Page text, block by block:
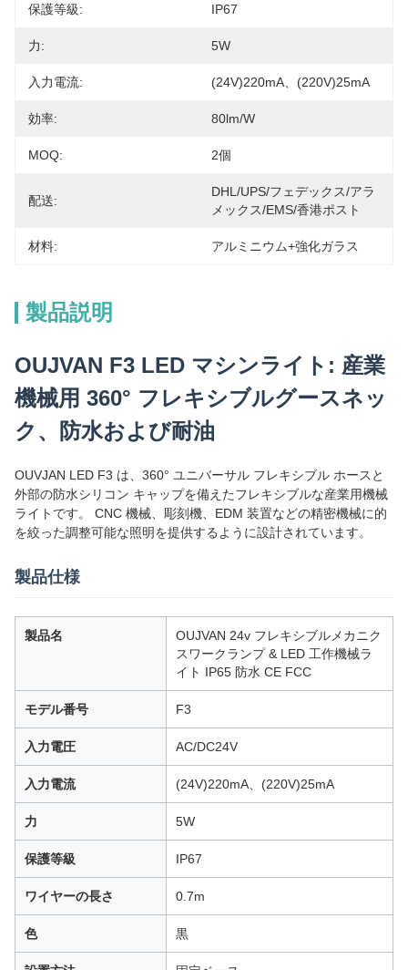
保護等級: IP67
力: 5W
入力電流: (24V)220mA、(220V)25mA
効率: 80lm/w
MOQ: 2個
配送:
DHL/UPS/フェデックス/アラ
メックス/EMS/香港ポスト
材料: アルミニウム+強化ガラス
製品説明
OUJVAN F3 LED マシンライト: 産業
機械用 360° フレキシブルグースネッ
ク、防水および耐油
OUVJAN LED F3 は、360° ユニバーサル フレキシブル ホースと
外部の防水シリコン キャップを備えたフレキシブルな産業用機械
ライトです。 CNC 機械、彫刻機、EDM 装置などの精密機械に的
を絞った調整可能な照明を提供するように設計されています。
製品仕様
製品名
OUJVAN 24v フレキシブルメカニク
スワークランプ & LED 工作機械ラ
イト IP65 防水 CE FCC
モデル番号 F3
入力電圧 AC/DC24V
入力電流 (24V)220mA、(220V)25mA
力 5W
保護等級 IP67
ワイヤーの長さ 0.7m
色 黒